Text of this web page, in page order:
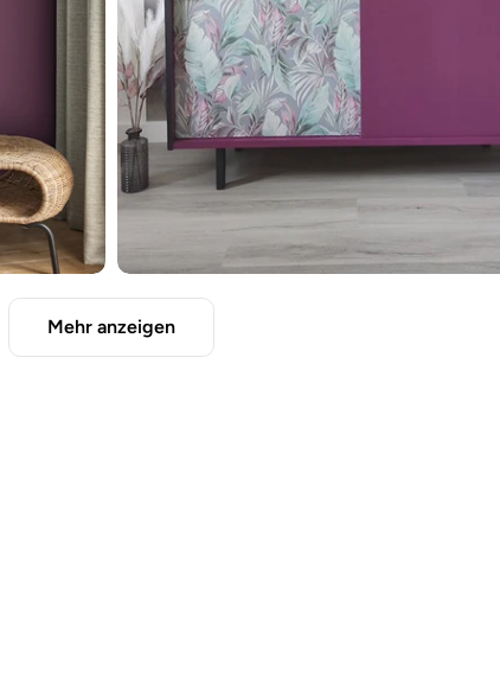
Öffnen Sie das Medium 5 im Modalformat
Mehr anzeigen